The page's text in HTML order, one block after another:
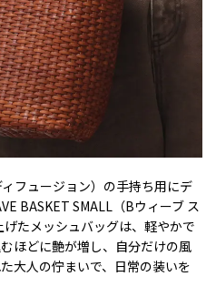
フュージョン）の手持ち用にデ
BASKET SMALL（Bウィーブ ス
たメッシュバッグは、軽やかで
ほどに艶が増し、自分だけの風
大人の佇まいで、日常の装いを